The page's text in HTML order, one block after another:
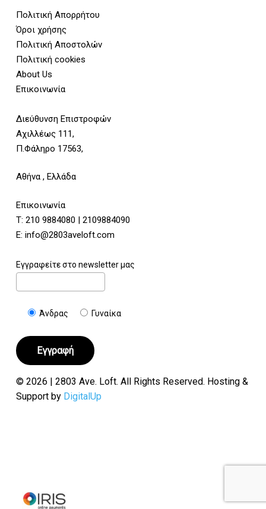
Πολιτική Απορρήτου
Όροι χρήσης
Πολιτική Αποστολών
Πολιτική cookies
About Us
Επικοινωνία
Διεύθυνση Επιστροφών
Αχιλλέως 111,
Π.Φάληρο 17563,
Αθήνα , Ελλάδα
Επικοινωνία
Τ: 210 9884080 | 2109884090
E: info@2803aveloft.com
Εγγραφείτε στο newsletter μας
Άνδρας Γυναίκα
© 2026 | 2803 Ave. Loft. All Rights Reserved. Hosting &
Support by DigitalUp